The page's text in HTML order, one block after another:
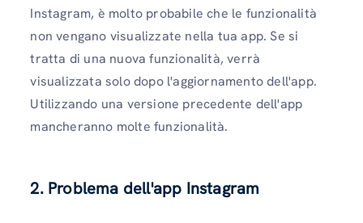
Instagram, è molto probabile che le funzionalità
non vengano visualizzate nella tua app. Se si
tratta di una nuova funzionalità, verrà
visualizzata solo dopo l'aggiornamento dell'app.
Utilizzando una versione precedente dell'app
mancheranno molte funzionalità.
2. Problema dell'app Instagram